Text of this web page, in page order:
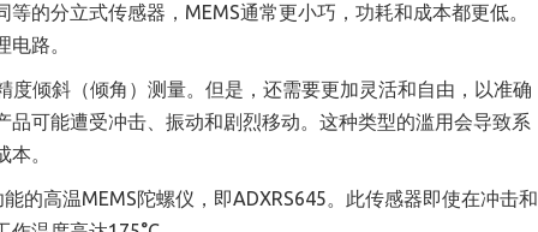
的分立式传感器，MEMS通常更小巧，功耗和成本都更低。
路。
度倾斜（倾角 ） 测量。但是，还需要更加灵活和自由，以准确
可能遭受冲击、振动和剧烈移动。这种类型的滥用会导致系
。
的高温MEMS陀螺仪，即ADXRS645。此传感器即使在冲击和